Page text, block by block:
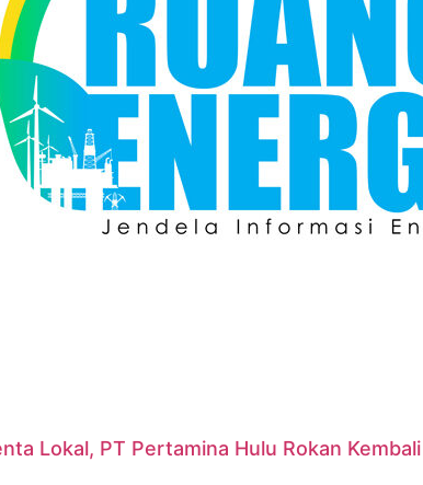
Lokal, PT Pertamina Hulu Rokan